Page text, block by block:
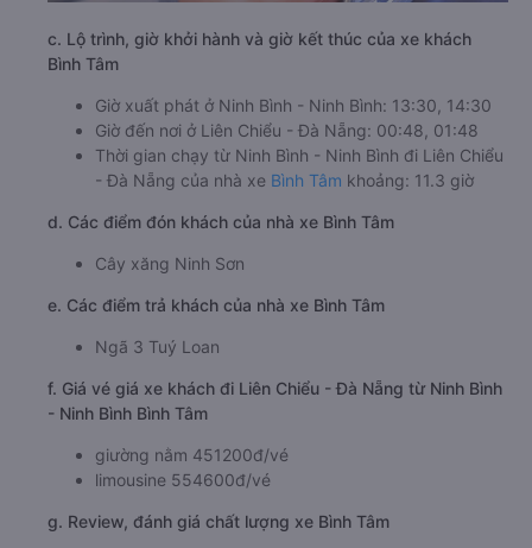
c. Lộ trình, giờ khởi hành và giờ kết thúc của xe khách
Bình Tâm
Giờ xuất phát ở Ninh Bình - Ninh Bình: 13:30, 14:30
Giờ đến nơi ở Liên Chiểu - Đà Nẵng: 00:48, 01:48
Thời gian chạy từ Ninh Bình - Ninh Bình đi Liên Chiểu
- Đà Nẵng của nhà xe Bình Tâm khoảng: 11.3 giờ
d. Các điểm đón khách của nhà xe Bình Tâm
Cây xăng Ninh Sơn
e. Các điểm trả khách của nhà xe Bình Tâm
Ngã 3 Tuý Loan
f. Giá vé giá xe khách đi Liên Chiểu - Đà Nẵng từ Ninh Bình
- Ninh Bình Bình Tâm
giường nằm 451200đ/vé
limousine 554600đ/vé
g. Review, đánh giá chất lượng xe Bình Tâm